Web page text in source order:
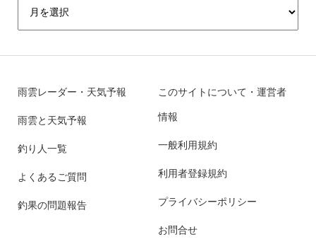
雨雲レーダー・天気予報
雨雲と天気予報
釣り人一覧
よくあるご質問
釣果の問題報告
このサイトについて・運営者
情報
一般利用規約
利用者登録規約
プライバシーポリシー
お問合せ